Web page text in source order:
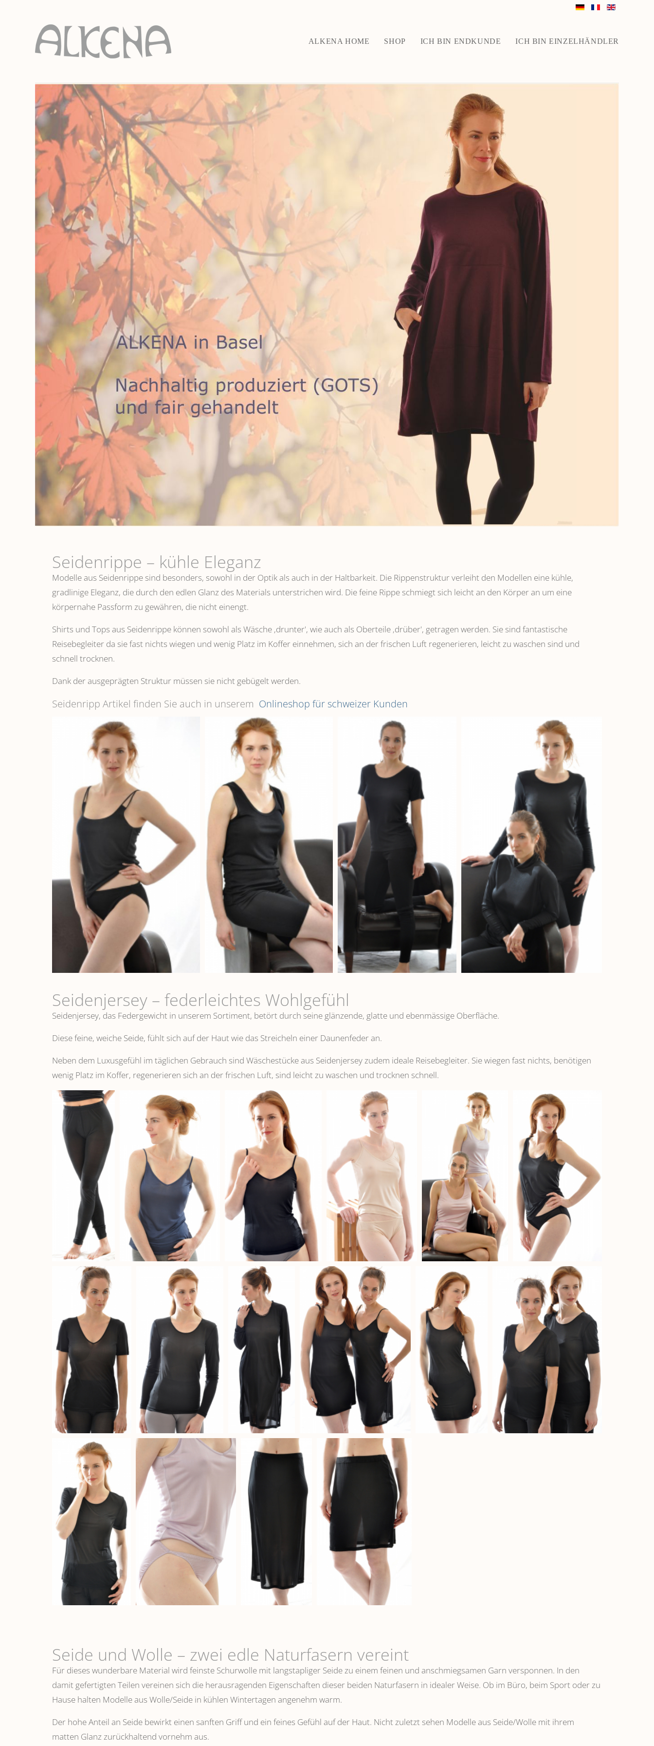
ALKENA HOME SHOP ICH BIN ENDKUNDE ICH BIN EINZELHÄNDLER
Seidenrippe­ – kühle Eleganz
Modelle aus Seidenrippe sind besonders, sowohl in der Optik als auch in der Haltbarkeit. Die Rippenstruktur verleiht den Modellen eine kühle,
gradlinige Eleganz, die durch den edlen Glanz des Materials unterstrichen wird. Die feine Rippe schmiegt sich leicht an den Körper an um eine
körpernahe Passform zu gewähren, die nicht einengt.
Shirts und Tops aus Seidenrippe können sowohl als Wäsche ,drunter', wie auch als Oberteile ‚drüber', getragen werden. Sie sind fantastische
Reisebegleiter da sie fast nichts wiegen und wenig Platz im Koffer einnehmen, sich an der frischen Luft regenerieren, leicht zu waschen sind und
schnell trocknen.
Dank der ausgeprägten Struktur müssen sie nicht gebügelt werden.
Seidenripp Artikel finden Sie auch in unserem Onlineshop für schweizer Kunden
Seidenjersey – federleichtes Wohlgefühl
Seidenjersey, das Federgewicht in unserem Sortiment, betört durch seine glänzende, glatte und ebenmässige Oberfläche.
Diese feine, weiche Seide, fühlt sich auf der Haut wie das Streicheln einer Daunenfeder an.
Neben dem Luxusgefühl im täglichen Gebrauch sind Wäschestücke aus Seidenjersey zudem ideale Reisebegleiter. Sie wiegen fast nichts, benötigen
wenig Platz im Koffer, regenerieren sich an der frischen Luft, sind leicht zu waschen und trocknen schnell.
Seide und Wolle – zwei edle Naturfasern vereint
Für dieses wunderbare Material wird feinste Schurwolle mit langstapliger Seide zu einem feinen und anschmiegsamen Garn versponnen. In den
damit gefertigten Teilen vereinen sich die herausragenden Eigenschaften dieser beiden Naturfasern in idealer Weise. Ob im Büro, beim Sport oder zu
Hause halten Modelle aus Wolle/Seide in kühlen Wintertagen angenehm warm.
Der hohe Anteil an Seide bewirkt einen sanften Griff und ein feines Gefühl auf der Haut. Nicht zuletzt sehen Modelle aus Seide/Wolle mit ihrem
matten Glanz zurückhaltend vornehm aus.